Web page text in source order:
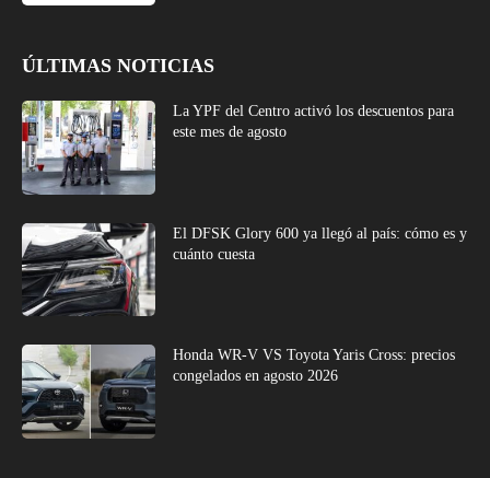
ÚLTIMAS NOTICIAS
La YPF del Centro activó los descuentos para
este mes de agosto
El DFSK Glory 600 ya llegó al país: cómo es y
cuánto cuesta
Honda WR-V VS Toyota Yaris Cross: precios
congelados en agosto 2026